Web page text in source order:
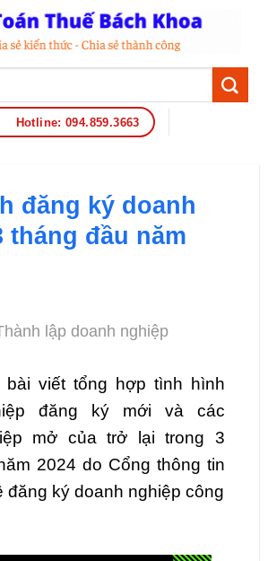
Hotline: 094.859.3663
đăng ký doanh
tháng đầu năm
lập doanh nghiệp
bài viết tổng hợp tình hình
đăng ký mới và các
mở của trở lại trong 3
2024 do Cổng thông tin
đăng ký doanh nghiệp công